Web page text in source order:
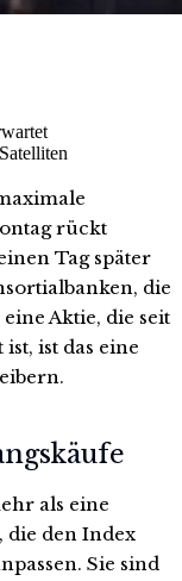
rückt
Tag später
die
Aktie, die seit
ist das eine
als eine
die den Index
Sie sind